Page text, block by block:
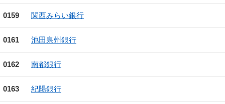
0159 関西みらい銀行
0161 池田泉州銀行
0162 南都銀行
0163 紀陽銀行